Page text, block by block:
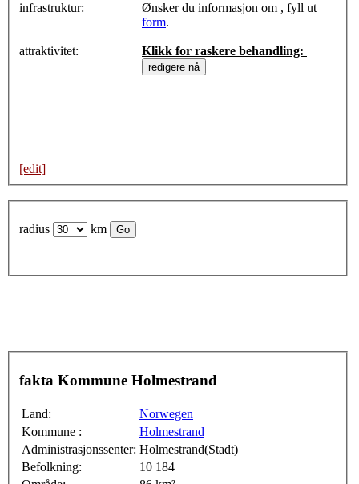
infrastruktur:
attraktivitet:
Ønsker du informasjon om , fyll ut
form.
Klikk for raskere behandling:
[edit]
radius km
fakta Kommune Holmestrand
Land:
Norwegen
Kommune :
Holmestrand
Administrasjonssenter: Holmestrand(Stadt)
Befolkning:
10 184